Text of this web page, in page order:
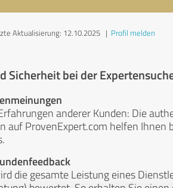
Aktualisierung: 12.10.2025 | Profil melden
Sicherheit bei der
anderer Kunden: Die
auf ProvenExpert.com helfen Ihnen
die gesamte Leistung eines